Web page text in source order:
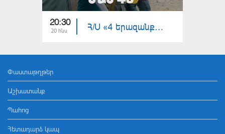
20:30
20 հնս Հ/Ս «4 երազանք» 2 (մաս 48)
Փաստաթղթեր
Աշխատանք
Պահոց
Հետադարձ կապ